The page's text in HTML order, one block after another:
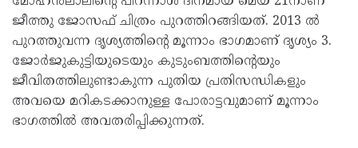
ജീത്തു ജോസഫ് ചിത്രം പുറത്തിറങ്ങിയത്. 2013 ൽ
പുറത്തുവന്ന ദൃശ്യത്തിന്റെ മൂന്നാം ഭാ​ഗമാണ് ദൃശ്യം 3.
ജോർജുകുട്ടിയുടെയും കുടുംബത്തിന്റെയും
ജീവിതത്തിലുണ്ടാകുന്ന പുതിയ പ്രതിസന്ധികളും
അവയെ മറികടക്കാനുള്ള പോരാട്ടവുമാണ് മൂന്നാം
ഭാഗത്തിൽ അവതരിപ്പിക്കുന്നത്.